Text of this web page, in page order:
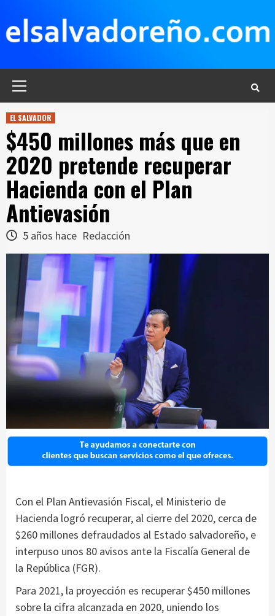
contenido
EL SALVADOR
$450 millones más que en
2020 pretende recuperar
Hacienda con el Plan
Antievasión
5 años hace Redacción
Con el Plan Antievasión Fiscal, el Ministerio de
Hacienda logró recuperar, al cierre del 2020, cerca de
$260 millones defraudados al Estado salvadoreño, e
interpuso unos 80 avisos ante la Fiscalía General de
la República (FGR).
Para 2021, la proyección es recuperar $450 millones
sobre la cifra alcanzada en 2020, uniendo los